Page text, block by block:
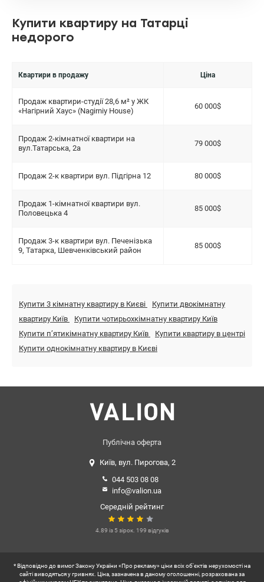
Купити квартиру на Татарці
недорого
Квартири в продажу Ціна
Продаж квартири-студії 28,6 м² у ЖК
«Нагірний Хаус» (Nagirniy House)
60 000$
Продаж 2-кімнатної квартири на
вул.Татарська, 2а
79 000$
Продаж 2-к квартири вул. Підгірна 12 80 000$
Продаж 1-кімнатної квартири вул.
Половецька 4
85 000$
Продаж 3-к квартири вул. Печенізька
9, Татарка, Шевченківський район
85 000$
Купити 3 кімнатну квартиру в Києві
Купити двокімнатну
квартиру Київ
Купити чотирьохкімнатну квартиру Київ
Купити пʼятикімнатну квартиру Київ
Купити квартиру в центрі
Купити однокімнатну квартиру в Києві
Публічна оферта
Київ, вул. Пирогова, 2
044 503 08 08
info@valion.ua
Середній рейтинг
4.89 із 5 зірок. 199 відгуків
* Відповідно до вимог Закону України «Про рекламу» ціни всіх об'єктів нерухомості на
сайті виводяться у гривнях. Ціна, зазначена в даному оголошенні, розрахована за